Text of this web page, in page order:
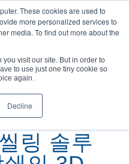
These cookies are used to
more personalized services to
media. To find out more about the
visit our site. But in order to
to use just one tiny cookie so
again.
Decline
링 솔루